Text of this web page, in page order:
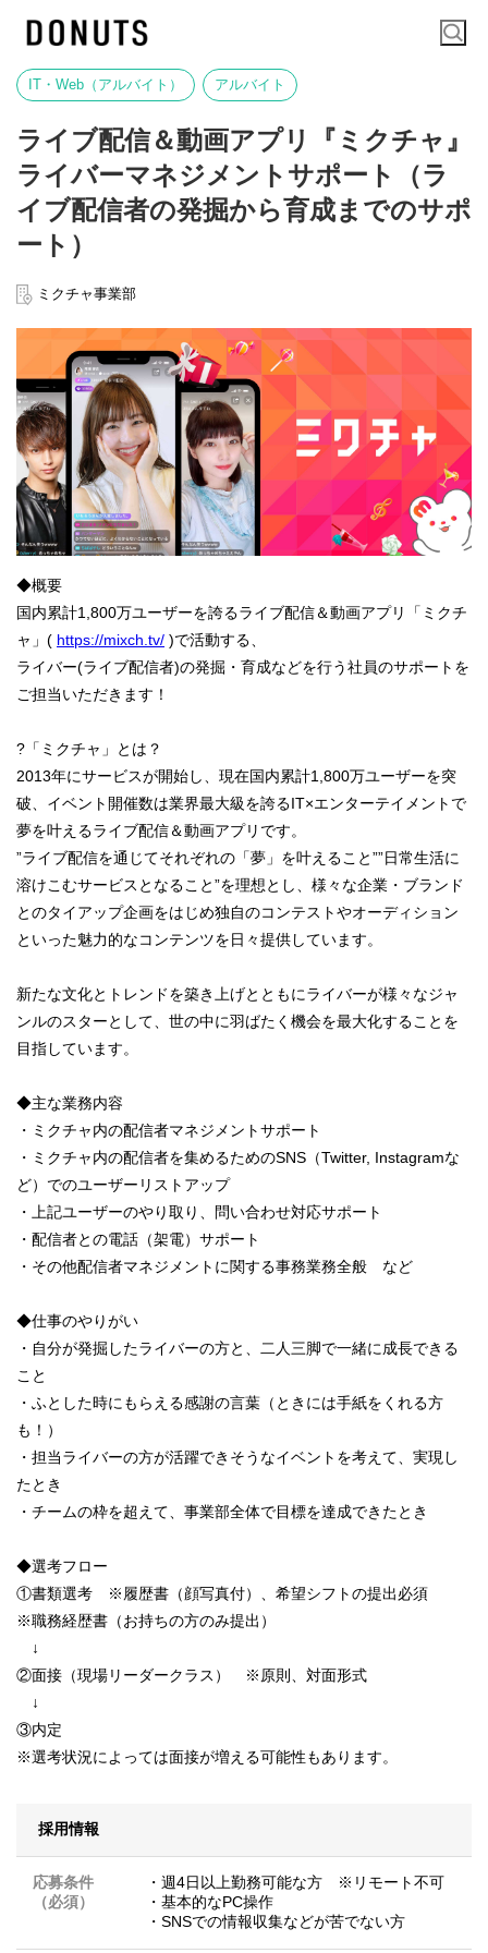
IT・Web（アルバイト） アルバイト
ライブ配信＆動画アプリ『ミクチャ』
ライバーマネジメントサポート（ラ
イブ配信者の発掘から育成までのサポ
ート）
ミクチャ事業部
◆概要
国内累計1,800万ユーザーを誇るライブ配信＆動画アプリ「ミクチ
ャ」( https://mixch.tv/ )で活動する、
ライバー(ライブ配信者)の発掘・育成などを行う社員のサポートを
ご担当いただきます！
?「ミクチャ」とは？
2013年にサービスが開始し、現在国内累計1,800万ユーザーを突
破、イベント開催数は業界最大級を誇るIT×エンターテイメントで
夢を叶えるライブ配信＆動画アプリです。
”ライブ配信を通じてそれぞれの「夢」を叶えること””日常生活に
溶けこむサービスとなること”を理想とし、様々な企業・ブランド
とのタイアップ企画をはじめ独自のコンテストやオーディション
といった魅力的なコンテンツを日々提供しています。
新たな文化とトレンドを築き上げとともにライバーが様々なジャ
ンルのスターとして、世の中に羽ばたく機会を最大化することを
目指しています。
◆主な業務内容
・ミクチャ内の配信者マネジメントサポート
・ミクチャ内の配信者を集めるためのSNS（Twitter, Instagramな
ど）でのユーザーリストアップ
・上記ユーザーのやり取り、問い合わせ対応サポート
・配信者との電話（架電）サポート
・その他配信者マネジメントに関する事務業務全般 など
◆仕事のやりがい
・自分が発掘したライバーの方と、二人三脚で一緒に成長できる
こと
・ふとした時にもらえる感謝の言葉（ときには手紙をくれる方
も！）
・担当ライバーの方が活躍できそうなイベントを考えて、実現し
たとき
・チームの枠を超えて、事業部全体で目標を達成できたとき
◆選考フロー
①書類選考 ※履歴書（顔写真付）、希望シフトの提出必須
※職務経歴書（お持ちの方のみ提出）
↓
②面接（現場リーダークラス） ※原則、対面形式
↓
③内定
※選考状況によっては面接が増える可能性もあります。
採用情報
応募条件
（必須）
・週4日以上勤務可能な方 ※リモート不可
・基本的なPC操作
・SNSでの情報収集などが苦でない方